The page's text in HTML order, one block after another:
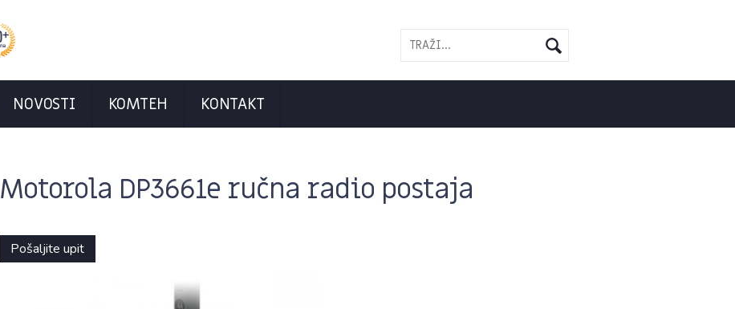
NOVOSTI KOMTEH KONTAKT
Motorola DP3661e ručna radio postaja
Pošaljite upit